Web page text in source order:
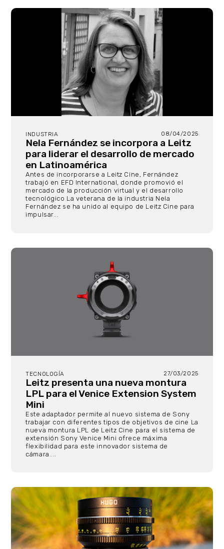
INDUSTRIA 08/04/2025
Nela Fernández se incorpora a Leitz
para liderar el desarrollo de mercado
en Latinoamérica
Antes de incorporarse a Leitz Cine, Fernández
trabajó en EFD International, donde promovió el
mercado de la producción virtual y el desarrollo
tecnológico La veterana de la industria Nela
Fernández se ha unido al equipo de Leitz Cine para
impulsar...
TECNOLOGÍA 27/03/2025
Leitz presenta una nueva montura
LPL para el Venice Extension System
Mini
Este adaptador permite al nuevo sistema de Sony
trabajar con diferentes tipos de objetivos de cine La
nueva montura LPL de Leitz Cine para el sistema de
extensión Sony Venice Mini ofrece máxima
flexibilidad para este innovador sistema de
cámara....